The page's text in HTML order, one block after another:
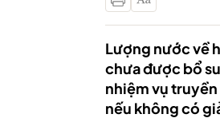
Lượng nước về
chưa được bổ
nhiệm vụ
nếu không có